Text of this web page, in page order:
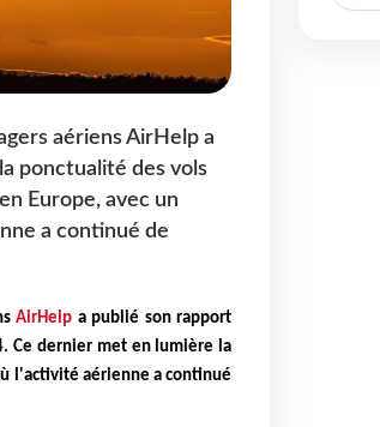
aériens AirHelp a
ponctualité des vols
Europe, avec un
a continué de
AirHelp a publié son rapport
Ce dernier met en lumière la
l'activité aérienne a continué